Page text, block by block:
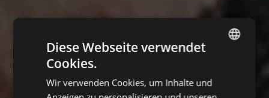
CZECH
Diese Webseite verwendet
Cookies.
Wir verwenden Cookies, um Inhalte und